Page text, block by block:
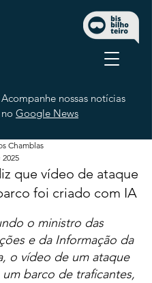
Acompanhe nossas notícias
no Google News
que vídeo de ataque
foi criado com IA
Chamblas
NaN de 5 estrelas.
o ministro das
e da Informação da
o vídeo de um ataque
um barco de traficantes,